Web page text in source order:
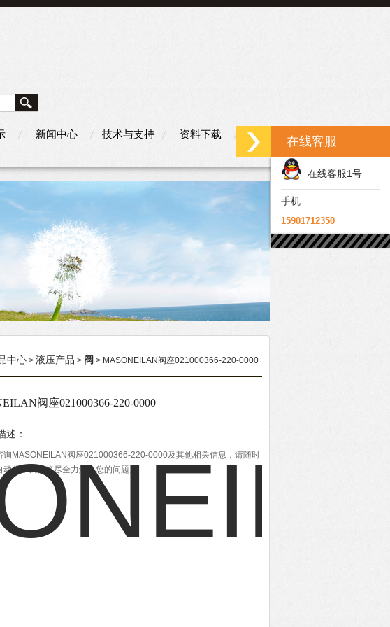
新闻中心 技术与支持 资料下载 联系我们
中心 > 液压产品 > 阀 > MASONEILAN阀座021000366-220-0000
阀座021000366-220-0000
述：
询MASONEILAN阀座021000366-220-0000及其他相关信息，请随时
动化，我们将尽全力解决您的问题。
在线客服
在线客服1号
手机
15901712350